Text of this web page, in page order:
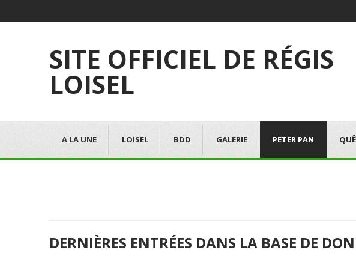
SITE OFFICIEL DE RÉGIS
LOISEL
A LA UNE LOISEL BDD GALERIE PETER PAN
DERNIÈRES ENTRÉES DANS LA BASE DE